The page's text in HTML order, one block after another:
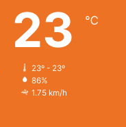
23 ℃
23º - 23º
86%
1.75 km/h